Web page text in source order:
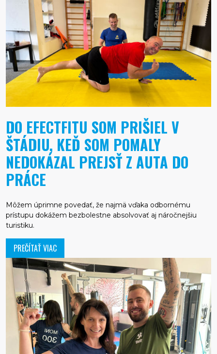
DO EFECTFITU SOM PRIŠIEL V
ŠTÁDIU, KEĎ SOM POMALY
NEDOKÁZAL PREJSŤ Z AUTA DO
PRÁCE
Môžem úprimne povedať, že najmä vďaka odbornému
prístupu dokážem bezbolestne absolvovať aj náročnejšiu
turistiku.
PREČÍTAŤ VIAC